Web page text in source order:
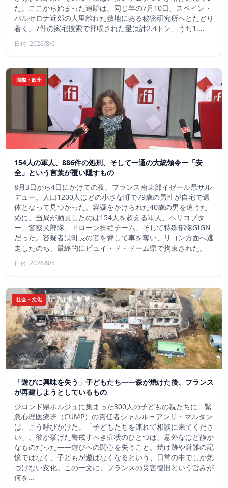
た。ここから始まった追跡は、同じ年の7月10日、スペイン・
バルセロナ近郊の人里離れた敷地にある秘密研究所へとたどり
着く。7件の家宅捜索で押収された量は計2.4トン、うち1.…
日付: 2026/8/6
国際・欧州
154人の軍人、886件の処刑、そして一通の大統領令ー「安
全」という言葉が覆い隠すもの
8月3日から4日にかけての夜、フランス南東部イゼール県サル
デュー。人口1200人ほどの小さな町で79歳の男性が自宅で遺
体となって見つかった。容疑をかけられた40歳の男を追うた
めに、当局が動員したのは154人を超える軍人、ヘリコプタ
ー、警察犬部隊、ドローン操縦チーム、そして特殊部隊GIGN
だった。容疑者は町長の妻を脅して車を奪い、リヨン方面へ逃
走したのち、最終的にピュイ・ド・ドーム県で拘束された。
日付: 2026/8/5
社会・文化
「遊びに興味を失う」子どもたち——森が焼けた後、フランス
が再建しようとしているもの
ジロンド県ポルジュに集まった300人の子どもの親たちに、緊
急心理医療班（CUMP）の責任者シャルル＝アンリ・マルタン
は、こう呼びかけた。「子どもたちを連れて相談に来てくださ
い」。彼が挙げた警戒すべき症状のひとつは、意外なほど静か
なものだった――遊びへの関心を失うこと。焼け跡や避難の記
憶ではなく、子どもが遊ばなくなるという、日常の中でしか気
づけない変化。この一文に、フランスの災害復旧という営みが
何を…